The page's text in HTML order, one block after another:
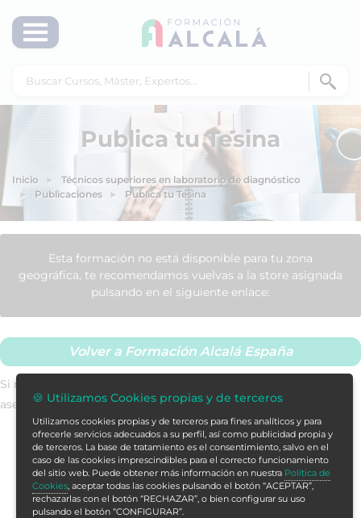
Publica tu Tesina
Inicio
Técnicos superiores en laboratorio de diagnóstico
Publicaciones
Publica tu Tesina
Publica con rigor, impulsa tu
carrera
Esta formación no está disponible para tu zona
geográfica, te recomendamos vuelvas a la store asignada
pulsando en el siguiente enlace:
Volver a Formación Alcalá España
Si no encuentras la formación en tu store,
asesorarte.🍪 Utilizamos Cookies propias y de terceros
Utilizamos cookies propias y de terceros para fines analíticos y para
ofrecerle servicios adecuados a su perfil, así como publicidad propia y
de terceros. La base de tratamiento es el consentimiento, salvo en el
caso de las cookies imprescindibles para el correcto funcionamiento
del sitio web. Puede obtener más información en nuestra Política de
Cookies , aceptar todas las cookies pulsando el botón “ACEPTAR”,
rechazarlas con el botón “RECHAZAR”, o bien configurar su uso
pulsando el botón “CONFIGURAR”.